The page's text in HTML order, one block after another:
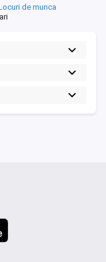
de munca